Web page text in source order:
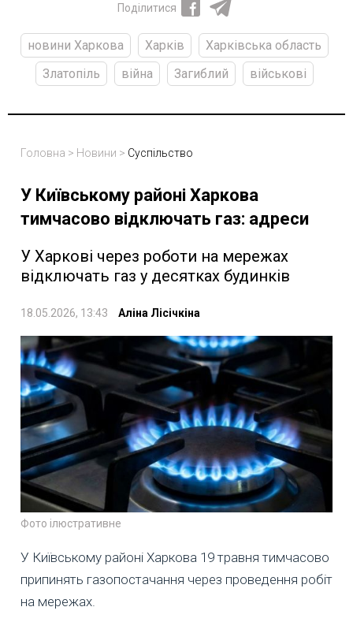
Поділитися
новини Харкова Харків
Харківська область
Златопіль
війна Загиблий військові
Головна > Новини > Суспільство
У Київському районі Харкова
тимчасово відключать газ: адреси
У Харкові через роботи на мережах
відключать газ у десятках будинків
18.05.2026, 13:43 Аліна Лісічкіна
Фото ілюстративне
У Київському районі Харкова 19 травня тимчасово
припинять газопостачання через проведення робіт
на мережах.